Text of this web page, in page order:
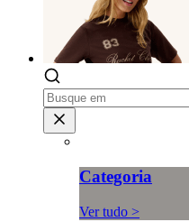
Categoria
Ver tudo >